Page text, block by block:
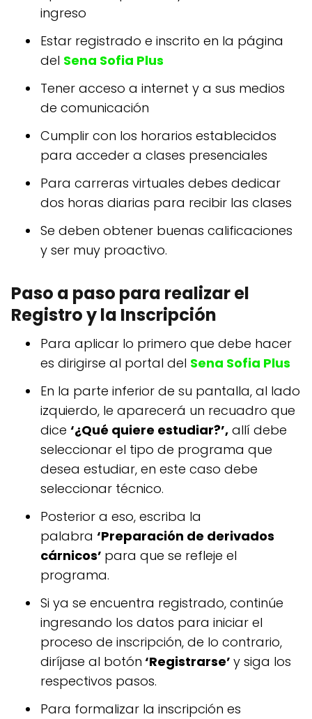
ingreso
Estar registrado e inscrito en la página
del Sena Sofia Plus
Tener acceso a internet y a sus medios
de comunicación
Cumplir con los horarios establecidos
para acceder a clases presenciales
Para carreras virtuales debes dedicar
dos horas diarias para recibir las clases
Se deben obtener buenas calificaciones
y ser muy proactivo.
Paso a paso para realizar el
Registro y la Inscripción
Para aplicar lo primero que debe hacer
es dirigirse al portal del Sena Sofia Plus
En la parte inferior de su pantalla, al lado
izquierdo, le aparecerá un recuadro que
dice ‘¿Qué quiere estudiar?’, allí debe
seleccionar el tipo de programa que
desea estudiar, en este caso debe
seleccionar técnico.
Posterior a eso, escriba la
palabra ‘Preparación de derivados
cárnicos’ para que se refleje el
programa.
Si ya se encuentra registrado, continúe
ingresando los datos para iniciar el
proceso de inscripción, de lo contrario,
diríjase al botón ‘Registrarse’ y siga los
respectivos pasos.
Para formalizar la inscripción es